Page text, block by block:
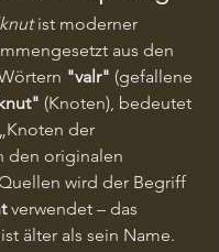
ist moderner
aus den
"valr" (gefallene
(Knoten), bedeutet
der
den originalen
wird der Begriff
verwendet – das
älter als sein Name.